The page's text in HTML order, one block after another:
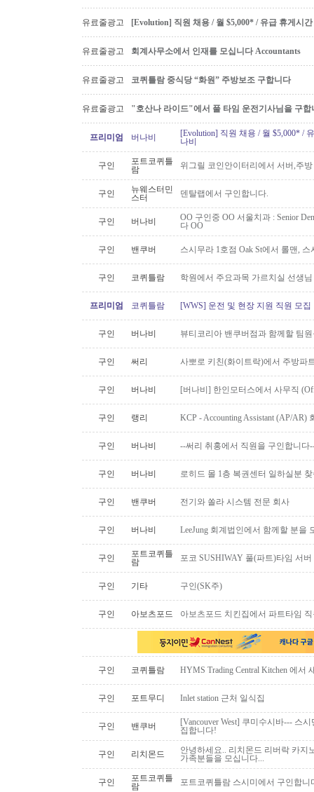
유료줄광고 [Evolution] 직원 채용 / 월 $5,000* / 유급 휴게시
유료줄광고 회계사무소에서 인재를 모십니다 Accountants
유료줄광고 코퀴틀람 중식당 “화원” 주방보조 구합니다
유료줄광고 "호산나 라이드"에서 풀 타임 운전기사님을 구합
프리미엄 버나비
[Evolution] 직원 채용 / 월 $5,000* /
나비
구인
포트코퀴틀
람
위그릴 코인안이터리에서 서버,주
구인
뉴웨스터민
스터
덴탈랩에서 구인합니다.
구인 버나비
OO 구인중 OO 서울치과 : Senior
다 OO
구인 밴쿠버 스시무라 1호점 Oak St에서 롤맨,
구인 코퀴틀람 학원에서 주요과목 가르치실 선생
프리미엄 코퀴틀람 [WWS] 운전 및 현장 지원 직원 모집
구인 버나비 뷰티코리아 밴쿠버점과 함께할 팀
구인 써리 사뽀로 키친(화이트락)에서 주방파
구인 버나비 [버나비] 한인모터스에서 사무직
구인 랭리 KCP - Accounting Assistant (AP/
구인 버나비 --써리 취홍에서 직원을 구인합니다
구인 버나비 로히드 몰 1층 복권센터 일하실분
구인 밴쿠버 전기와 쏠라 시스템 전문 회사
구인 버나비 LeeJung 회계법인에서 함께할 분을
구인
포트코퀴틀
람
포코 SUSHIWAY 풀(파트)타임 서버
구인 기타 구인(SK주)
구인 아보츠포드 아보츠포드 치킨집에서 파트타임
구인 코퀴틀람 HYMS Trading Central Kitchen 에
구인 포트무디 Inlet station 근처 일식집
구인 밴쿠버
[Vancouver West] 쿠미수시바--- 스
집합니다!
구인 리치몬드
안녕하세요.. 리치몬드 리버락 카지
가족분들을 모십니다...
구인
포트코퀴틀
람
포트코퀴틀람 스시미에서 구인합니